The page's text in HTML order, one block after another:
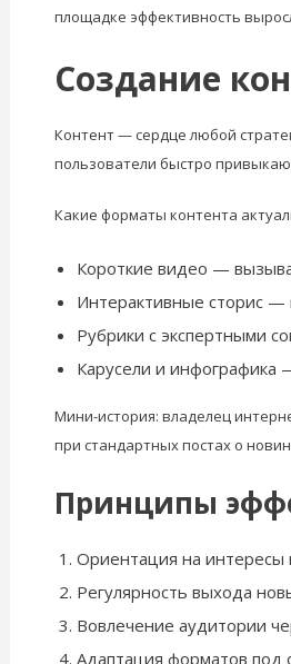
площадке эффективность
Создание
Контент — сердце любой
пользователи быстро
Какие форматы контента
Короткие видео —
Интерактивные сторис —
Рубрики с экспертными
Карусели и инфографика
Мини-история: владелец
при стандартных постах о
Принципы
Ориентация на интересы
Регулярность выхода
Вовлечение аудитории
Адаптация форматов под